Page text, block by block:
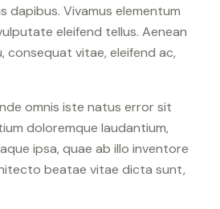
dapibus. Vivamus elementum
eleifend tellus. Aenean
consequat vitae, eleifend ac,
omnis iste natus error sit
doloremque laudantium,
ipsa, quae ab illo inventore
beatae vitae dicta sunt,